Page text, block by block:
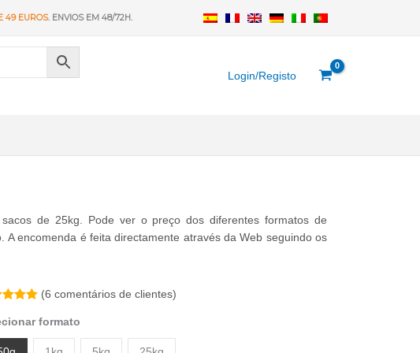
49 EUROS. ENVIOS EM 48/72H.
Login/Registo
de 25kg. Pode ver o preço dos diferentes formatos de
encomenda é feita directamente através da Web seguindo os
5
(6 comentários de clientes)
formato